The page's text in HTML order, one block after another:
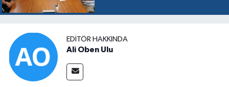
EDITÖR HAKKINDA
Ali Oben Ulu